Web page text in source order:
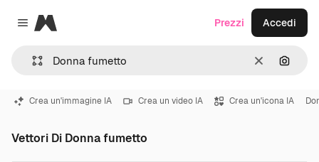
Close menu
Magnific
CancellaCerca
Prezzi Accedi
Crea un'immagine IA Crea un video IA Crea un'icona IA
Vettori Di Donna fumetto